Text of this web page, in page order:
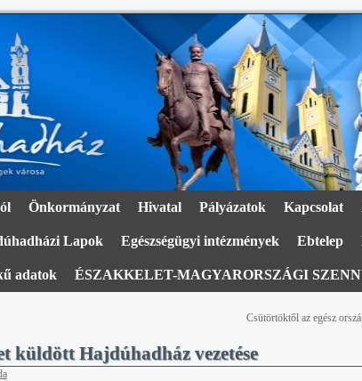
Önkormányzat Hivatal Pályázatok Kapcsolat
Lapok Egészségügyi intézmények Ebtelep
adatok ÉSZAKKELET-MAGYARORSZÁGI
Csütörtöktől az egész
küldött Hajdúhadház vezetése